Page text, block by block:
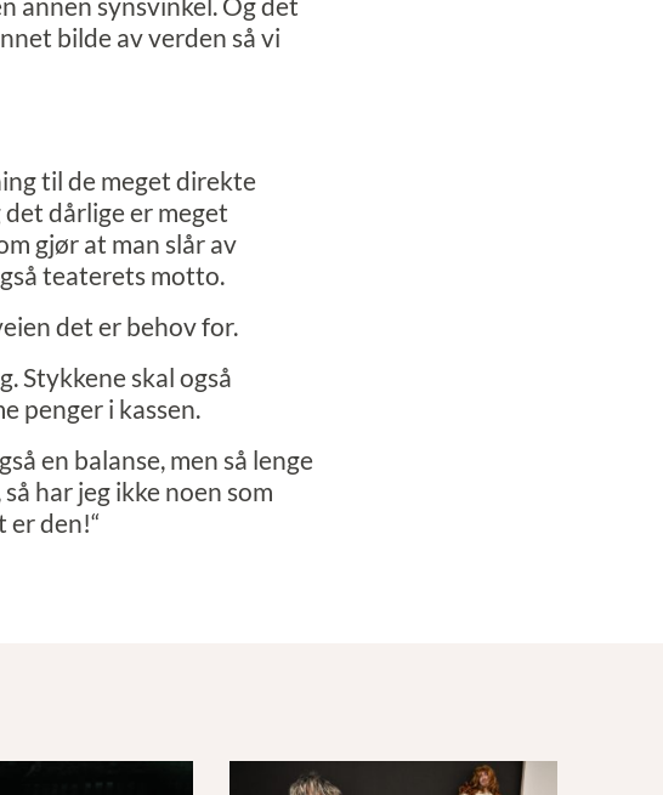
bilde av verden så vi
til de meget direkte
dårlige er meget
gjør at man slår av
teaterets motto.
det er behov for.
Stykkene skal også
penger i kassen.
en balanse, men så lenge
har jeg ikke noen som
er den!“